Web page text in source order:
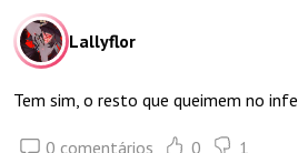
Lallyflor
Tem sim, o resto que queimem no
0 comentários 0 1